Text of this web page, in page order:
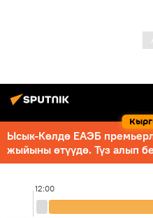
Ысык-Көлдө ЕАЭБ
жыйыны өтүүдө. Түз алып
12:00